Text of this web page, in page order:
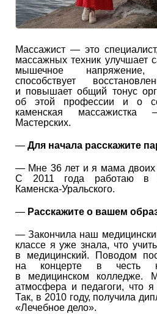
Массажист — это
массажных техник улучшает
мышечное
способствует
и повышает общий тонус
об этой профессии и о
каменская
Мастерских.
— Для начала расскажите
— Мне 36 лет и я мама двоих
С 2011 года работаю в
Каменска-Уральского.
— Расскажите о вашем
— Закончила наш
классе я уже знала, что
в медицинский. Поводом
на концерте в честь
в медицинском колледже.
атмосфера и педагоги, что
Так, в 2010 году, получила
«Лечебное дело».